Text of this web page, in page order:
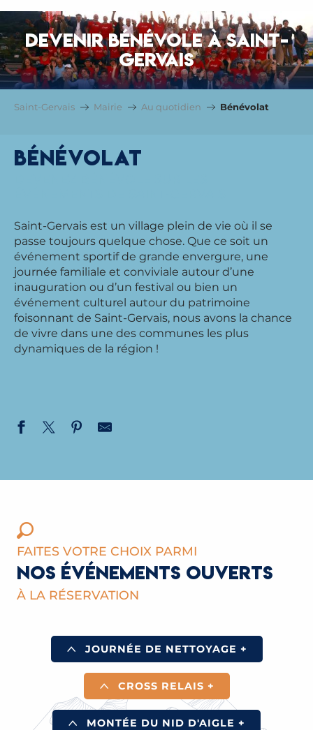
DEVENIR BÉNÉVOLE À SAINT-
GERVAIS
Saint-Gervais Mairie Au quotidien Bénévolat
Bénévolat
Saint-Gervais est un village plein de vie où il se
passe toujours quelque chose. Que ce soit un
événement sportif de grande envergure, une
journée familiale et conviviale autour d’une
inauguration ou d’un festival ou bien un
événement culturel autour du patrimoine
foisonnant de Saint-Gervais, nous avons la chance
de vivre dans une des communes les plus
dynamiques de la région !
FAITES VOTRE CHOIX PARMI
NOS ÉVÉNEMENTS OUVERTS
À LA RÉSERVATION
JOURNÉE DE NETTOYAGE +
CROSS RELAIS +
MONTÉE DU NID D'AIGLE +